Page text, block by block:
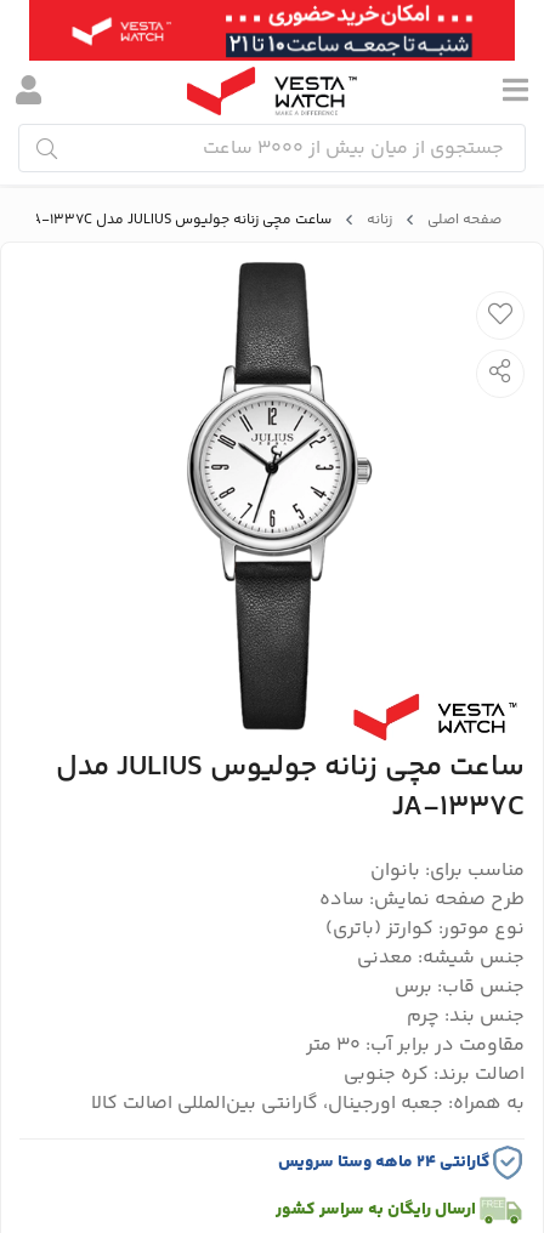
صفحه اصلی زنانه ساعت مچی زنانه جولیوس JULIUS مدل JA-1337C
ساعت مچی زنانه جولیوس JULIUS مدل
JA-1337C
مناسب برای: بانوان
طرح صفحه نمایش: ساده
نوع موتور: کوارتز (باتری)
جنس شیشه: معدنی
جنس قاب: برس
جنس بند: چرم
مقاومت در برابر آب: 30 متر
اصالت برند: کره جنوبی
به همراه: جعبه اورجینال، گارانتی بین‌المللی اصالت کالا
گارانتی ۲۴ ماهه وستا سرویس
ارسال رایگان به سراسر کشور